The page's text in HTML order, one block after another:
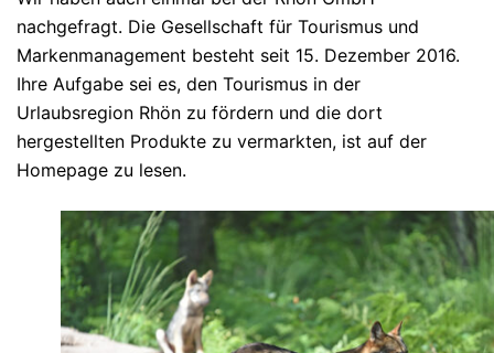
nachgefragt. Die Gesellschaft für Tourismus und
Markenmanagement besteht seit 15. Dezember 2016.
Ihre Aufgabe sei es, den Tourismus in der
Urlaubsregion Rhön zu fördern und die dort
hergestellten Produkte zu vermarkten, ist auf der
Homepage zu lesen.